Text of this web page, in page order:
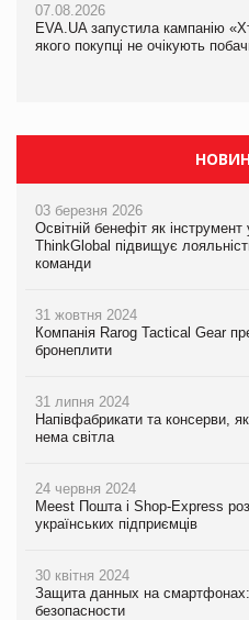
07.08.2026
EVA.UA запустила кампанію
якого покупці не очікують
05.08.2026
Мережа супермаркетів VARUS
03 березня 2026
Освітній бенефіт як
ThinkGlobal підвищує
команди
31 жовтня 2024
Компанія Rarog Tactical Gear
бронеплити
31 липня 2024
Напівфабрикати та консерви,
нема світла
24 червня 2024
Meest Пошта і Shop-Express
українських підприємців
30 квітня 2024
Защита данных на
безопасности